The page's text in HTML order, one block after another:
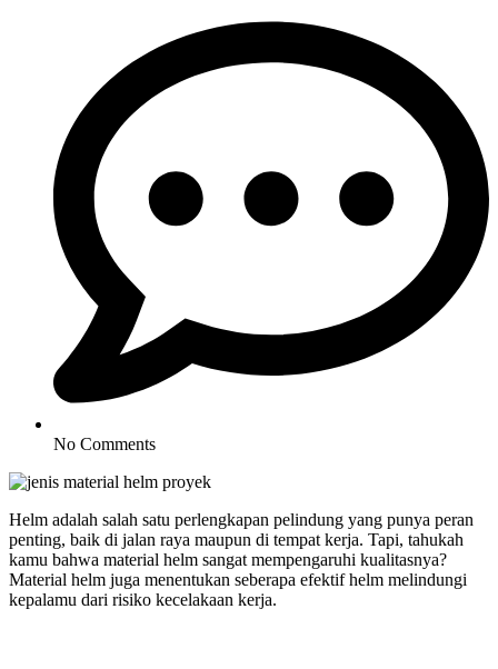
No Comments
Helm adalah salah satu perlengkapan pelindung yang punya peran
penting, baik di jalan raya maupun di tempat kerja. Tapi, tahukah
kamu bahwa material helm sangat mempengaruhi kualitasnya?
Material helm juga menentukan seberapa efektif helm melindungi
kepalamu dari risiko kecelakaan kerja.